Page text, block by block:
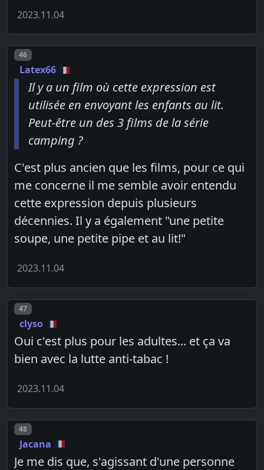
2023.11.04
Post number
46
Latex66
Il y a un film où cette expression est
utilisée en envoyant les enfants au lit.
Peut-être un des 3 films de la série
camping ?
C'est plus ancien que les films, pour ce qui
me concerne il me semble avoir entendu
cette expression depuis plusieurs
décennies. Il y a également "une petite
soupe, une petite pipe et au lit!"
2023.11.04
Post number
47
clyso
Oui c'est plus pour les adultes... et ça va
bien avec la lutte anti-tabac !
2023.11.04
Post number
48
Jacana
Je me dis que, s'agissant d'une personne